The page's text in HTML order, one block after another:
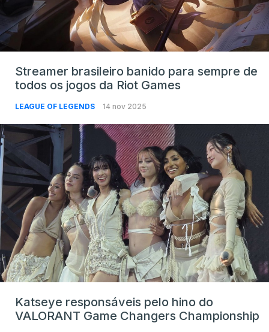
Streamer brasileiro banido para sempre de
todos os jogos da Riot Games
LEAGUE OF LEGENDS 14 nov 2025
Katseye responsáveis pelo hino do
VALORANT Game Changers Championship